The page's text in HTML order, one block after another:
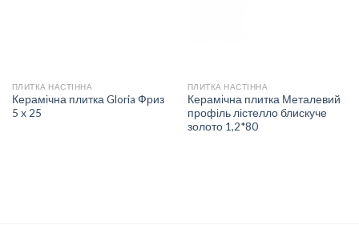
ПЛИТКА НАСТІННА
Керамічна плитка Gloria Фриз
5 х 25
ПЛИТКА НАСТІННА
Керамічна плитка Металевий
профіль лістелло блискуче
золото 1,2*80